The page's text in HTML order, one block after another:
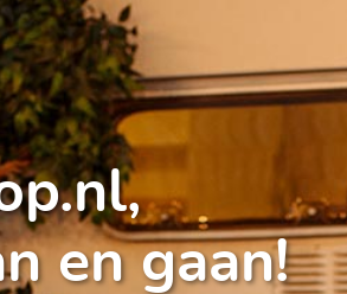
,
en gaan!